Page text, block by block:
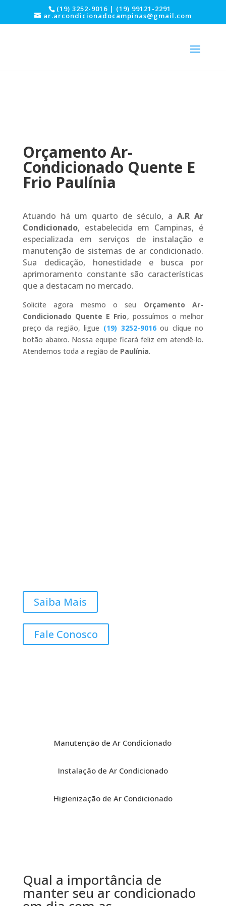
(19) 3252-9016 | (19) 99121-2291
ar.arcondicionadocampinas@gmail.com
Orçamento Ar-
Condicionado Quente E
Frio Paulínia
Atuando há um quarto de século, aA.R Ar
Condicionado, estabelecida em Campinas, é
especializada em serviços de instalação e
manutenção de sistemas de ar condicionado.
Sua dedicação, honestidade e busca por
aprimoramento constante são características
que a destacam no mercado.
Solicite agora mesmo o seu Orçamento Ar-
Condicionado Quente E Frio, possuímos o melhor
preço da região, ligue (19) 3252-9016ou clique no
botão abaixo. Nossa equipe ficará feliz em atendê-lo.
Atendemos toda a região de Paulínia.
Saiba Mais
Fale Conosco
Manutenção de Ar Condicionado
Instalação de Ar Condicionado
Higienização de Ar Condicionado
Qual a importância de
manter seu ar condicionado